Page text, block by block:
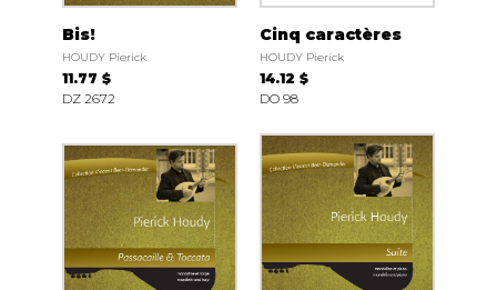
Bis!
HOUDY Pierick
11.77 $
DZ 2672
Cinq caractères
HOUDY Pierick
14.12 $
DO 98